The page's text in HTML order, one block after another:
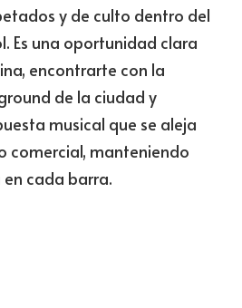
y de culto dentro del
Es una oportunidad clara
encontrarte con la
de la ciudad y
musical que se aleja
comercial, manteniendo
cada barra.